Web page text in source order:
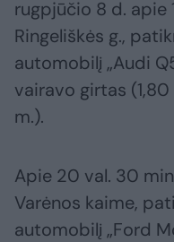
rugpjūčio 8 d. apie
Ringeliškės g.,
automobilį „Audi
vairavo girtas
m.).
Apie 20 val. 30
Varėnos kaime,
automobilį „Ford